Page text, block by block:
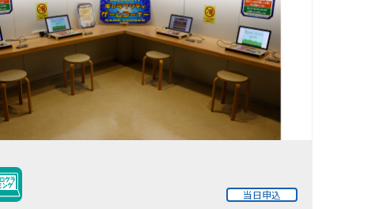
当日申込